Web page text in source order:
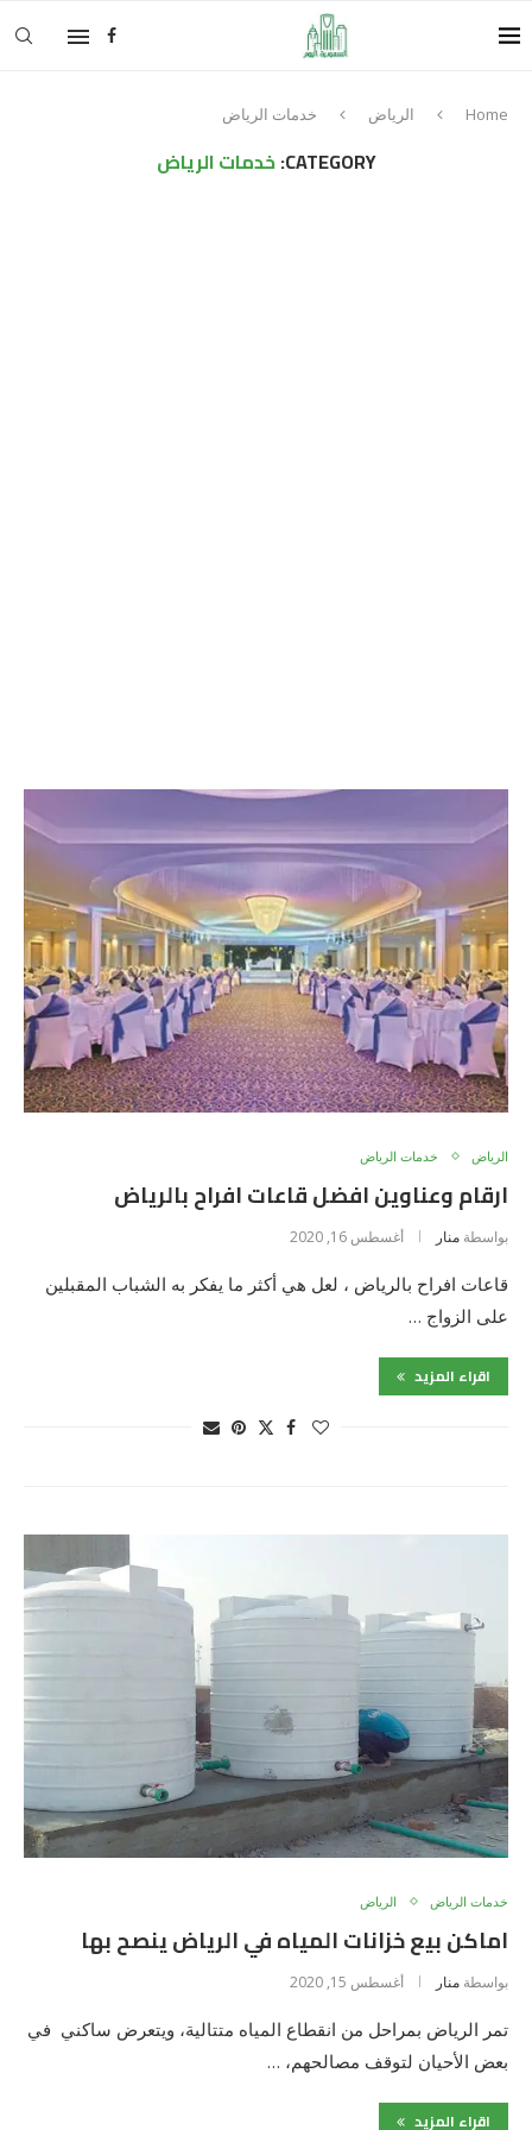
Home الرياض خدمات الرياض
CATEGORY: خدمات الرياض
الرياض خدمات الرياض
ارقام وعناوين افضل قاعات افراح بالرياض
بواسطة منار أغسطس 16, 2020
قاعات افراح بالرياض ، لعل هي أكثر ما يفكر به الشباب المقبلين
على الزواج …
اقراء المزيد
خدمات الرياض الرياض
اماكن بيع خزانات المياه في الرياض ينصح بها
بواسطة منار أغسطس 15, 2020
تمر الرياض بمراحل من انقطاع المياه متتالية، ويتعرض ساكني في
بعض الأحيان لتوقف مصالحهم، …
اقراء المزيد